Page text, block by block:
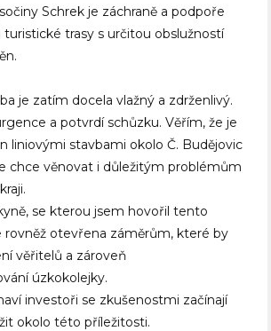
Schrek je záchraně a podpoře
trasy s určitou obslužností
je zatím docela vlažný a zdrženlivý.
a potvrdí schůzku. Věřím, že je
liniovými stavbami okolo Č. Budějovic
chce věnovat i důležitým problémům
se kterou jsem hovořil tento
rovněž otevřena záměrům, které by
věřitelů a zároveň
úzkokolejky.
investoři se zkušenostmi začínají
okolo této příležitosti.